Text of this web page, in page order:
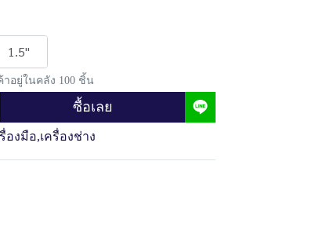
1.5"
อยู่ในคลัง 100 ชิ้น
ซื้อเลย
องมือ,เครื่องช่าง